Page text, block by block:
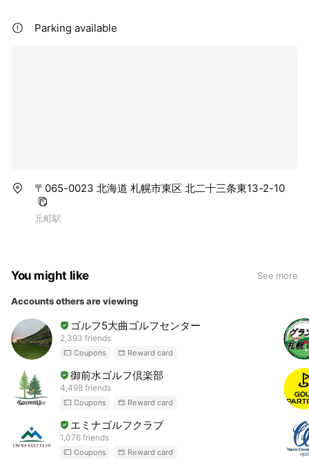
Parking available
〒065-0023 北海道 札幌市東区 北二十三条東13-2-10
元町駅
You might like See more
Accounts others are viewing
ゴルフ5大曲ゴルフセンター
2,393 friends
Coupons Reward card
御前水ゴルフ倶楽部
4,498 friends
Coupons Reward card
エミナゴルフクラブ
1,076 friends
Coupons Reward card